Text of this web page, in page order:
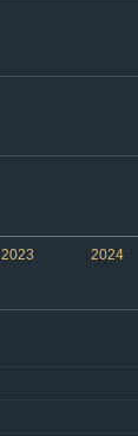
2024
2023